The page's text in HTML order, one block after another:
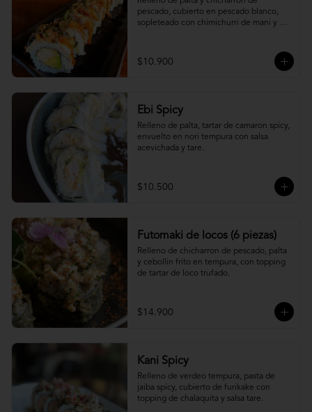
pescado, cubierto en pescado blanco,
sopleteado con chimichurri de mani y
$10.900
Ebi Spicy
Relleno de palta, tartar de camaron spicy,
envuelto en nori tempura con salsa
acevichada y tare.
$10.500
Futomaki de locos (6 piezas)
Relleno de chicharron de pescado, palta
y cebollin frito en tempura, con topping
de tartar de loco trufado.
$14.900
Kani Spicy
Relleno de verdeo tempura, pasta de
jaiba spicy, cubierto de furikake con
topping de chalaquita y salsa tare.